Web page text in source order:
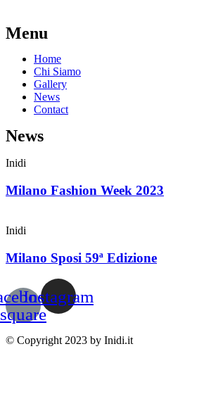
Menu
Home
Chi Siamo
Gallery
News
Contact
News
Inidi
Milano Fashion Week 2023
Inidi
Milano Sposi 59ª Edizione
square
Instagram
© Copyright 2023 by Inidi.it